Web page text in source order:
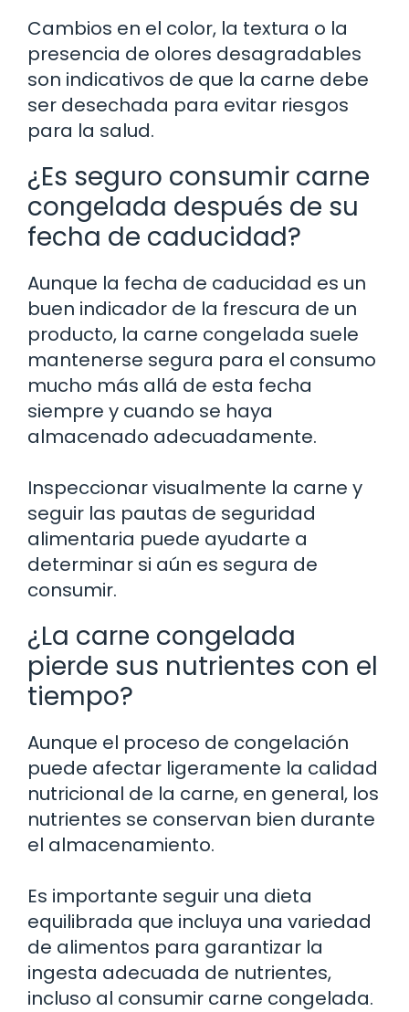
Cambios en el color, la textura o la
presencia de olores desagradables
son indicativos de que la carne debe
ser desechada para evitar riesgos
para la salud.
¿Es seguro consumir carne
congelada después de su
fecha de caducidad?
Aunque la fecha de caducidad es un
buen indicador de la frescura de un
producto, la carne congelada suele
mantenerse segura para el consumo
mucho más allá de esta fecha
siempre y cuando se haya
almacenado adecuadamente.
Inspeccionar visualmente la carne y
seguir las pautas de seguridad
alimentaria puede ayudarte a
determinar si aún es segura de
consumir.
¿La carne congelada
pierde sus nutrientes con el
tiempo?
Aunque el proceso de congelación
puede afectar ligeramente la calidad
nutricional de la carne, en general, los
nutrientes se conservan bien durante
el almacenamiento.
Es importante seguir una dieta
equilibrada que incluya una variedad
de alimentos para garantizar la
ingesta adecuada de nutrientes,
incluso al consumir carne congelada.